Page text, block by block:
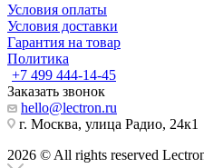
Условия оплаты
Условия доставки
Гарантия на товар
Политика
+7 499 444-14-45
Заказать звонок
hello@lectron.ru
г. Москва, улица Радио, 24к1
2026 © All rights reserved